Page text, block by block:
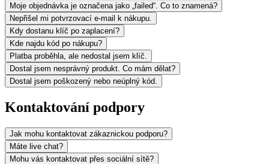
Moje objednávka je označena jako „failed“. Co to znamená?
Nepřišel mi potvrzovací e-mail k nákupu.
Kdy dostanu klíč po zaplacení?
Kde najdu kód po nákupu?
Platba proběhla, ale nedostal jsem klíč.
Dostal jsem nesprávný produkt. Co mám dělat?
Dostal jsem poškozený nebo neúplný kód.
Kontaktování podpory
Jak mohu kontaktovat zákaznickou podporu?
Máte live chat?
Mohu vás kontaktovat přes sociální sítě?